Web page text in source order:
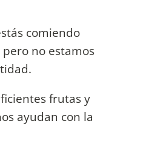
comiendo
no estamos
frutas y
ayudan con la